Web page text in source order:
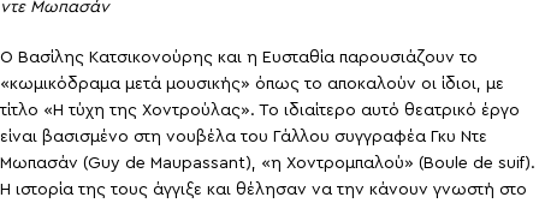
ντε Μωπασάν
Ο Βασίλης Κατσικονούρης και η Ευσταθία παρουσιάζουν το
«κωμικόδραμα μετά μουσικής» όπως το αποκαλούν οι ίδιοι, με
τίτλο «Η τύχη της Χοντρούλας». Το ιδιαίτερο αυτό θεατρικό έργο
είναι βασισμένο στη νουβέλα του Γάλλου συγγραφέα Γκυ Ντε
Μωπασάν (Guy de Maupassant), «η Χοντρομπαλού» (Boule de suif).
Η ιστορία της τους άγγιξε και θέλησαν να την κάνουν γνωστή στο